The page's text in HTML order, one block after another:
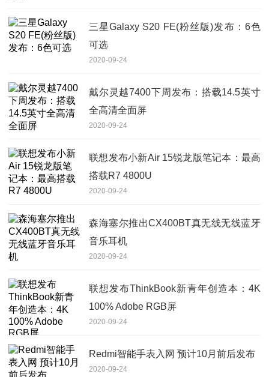
三星Galaxy S20 FE(粉丝版)发布：6色
可选
2020-09-24
戴尔灵越7400下周发布：搭载14.5英寸
全高清全面屏
2020-09-24
联想发布小新Air 15锐龙版笔记本：最高
搭载R7 4800U
2020-09-24
森海塞尔推出CX400BT真无线无线蓝牙
音乐耳机
2020-09-24
联想发布ThinkBook新青年创造本：4K
100% Adobe RGB屏
2020-09-24
Redmi智能手表入网 预计10月前后发布
2020-09-24